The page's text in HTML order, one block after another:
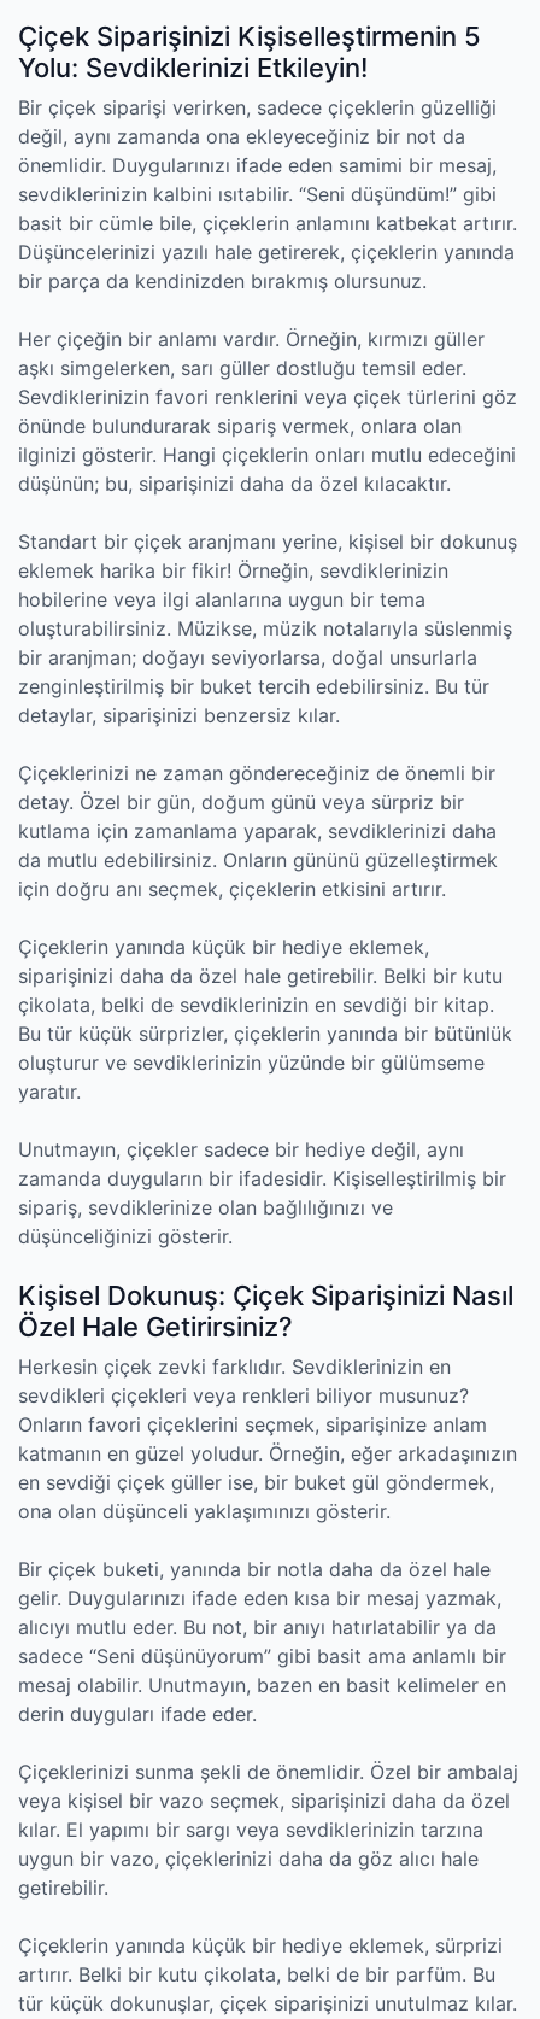
Çiçek Siparişinizi Kişiselleştirmenin 5
Yolu: Sevdiklerinizi Etkileyin!
Bir çiçek siparişi verirken, sadece çiçeklerin güzelliği
değil, aynı zamanda ona ekleyeceğiniz bir not da
önemlidir. Duygularınızı ifade eden samimi bir mesaj,
sevdiklerinizin kalbini ısıtabilir. “Seni düşündüm!” gibi
basit bir cümle bile, çiçeklerin anlamını katbekat artırır.
Düşüncelerinizi yazılı hale getirerek, çiçeklerin yanında
bir parça da kendinizden bırakmış olursunuz.
Her çiçeğin bir anlamı vardır. Örneğin, kırmızı güller
aşkı simgelerken, sarı güller dostluğu temsil eder.
Sevdiklerinizin favori renklerini veya çiçek türlerini göz
önünde bulundurarak sipariş vermek, onlara olan
ilginizi gösterir. Hangi çiçeklerin onları mutlu edeceğini
düşünün; bu, siparişinizi daha da özel kılacaktır.
Standart bir çiçek aranjmanı yerine, kişisel bir dokunuş
eklemek harika bir fikir! Örneğin, sevdiklerinizin
hobilerine veya ilgi alanlarına uygun bir tema
oluşturabilirsiniz. Müzikse, müzik notalarıyla süslenmiş
bir aranjman; doğayı seviyorlarsa, doğal unsurlarla
zenginleştirilmiş bir buket tercih edebilirsiniz. Bu tür
detaylar, siparişinizi benzersiz kılar.
Çiçeklerinizi ne zaman göndereceğiniz de önemli bir
detay. Özel bir gün, doğum günü veya sürpriz bir
kutlama için zamanlama yaparak, sevdiklerinizi daha
da mutlu edebilirsiniz. Onların gününü güzelleştirmek
için doğru anı seçmek, çiçeklerin etkisini artırır.
Çiçeklerin yanında küçük bir hediye eklemek,
siparişinizi daha da özel hale getirebilir. Belki bir kutu
çikolata, belki de sevdiklerinizin en sevdiği bir kitap.
Bu tür küçük sürprizler, çiçeklerin yanında bir bütünlük
oluşturur ve sevdiklerinizin yüzünde bir gülümseme
yaratır.
Unutmayın, çiçekler sadece bir hediye değil, aynı
zamanda duyguların bir ifadesidir. Kişiselleştirilmiş bir
sipariş, sevdiklerinize olan bağlılığınızı ve
düşünceliğinizi gösterir.
Kişisel Dokunuş: Çiçek Siparişinizi Nasıl
Özel Hale Getirirsiniz?
Herkesin çiçek zevki farklıdır. Sevdiklerinizin en
sevdikleri çiçekleri veya renkleri biliyor musunuz?
Onların favori çiçeklerini seçmek, siparişinize anlam
katmanın en güzel yoludur. Örneğin, eğer arkadaşınızın
en sevdiği çiçek güller ise, bir buket gül göndermek,
ona olan düşünceli yaklaşımınızı gösterir.
Bir çiçek buketi, yanında bir notla daha da özel hale
gelir. Duygularınızı ifade eden kısa bir mesaj yazmak,
alıcıyı mutlu eder. Bu not, bir anıyı hatırlatabilir ya da
sadece “Seni düşünüyorum” gibi basit ama anlamlı bir
mesaj olabilir. Unutmayın, bazen en basit kelimeler en
derin duyguları ifade eder.
Çiçeklerinizi sunma şekli de önemlidir. Özel bir ambalaj
veya kişisel bir vazo seçmek, siparişinizi daha da özel
kılar. El yapımı bir sargı veya sevdiklerinizin tarzına
uygun bir vazo, çiçeklerinizi daha da göz alıcı hale
getirebilir.
Çiçeklerin yanında küçük bir hediye eklemek, sürprizi
artırır. Belki bir kutu çikolata, belki de bir parfüm. Bu
tür küçük dokunuşlar, çiçek siparişinizi unutulmaz kılar.